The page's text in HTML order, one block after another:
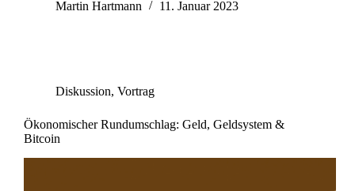
Martin Hartmann 11. Januar 2023
Diskussion, Vortrag
Ökonomischer Rundumschlag: Geld, Geldsystem &
Bitcoin